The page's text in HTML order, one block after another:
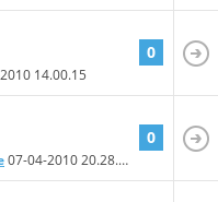
14.00.15
0
07-04-201020.28.15
0